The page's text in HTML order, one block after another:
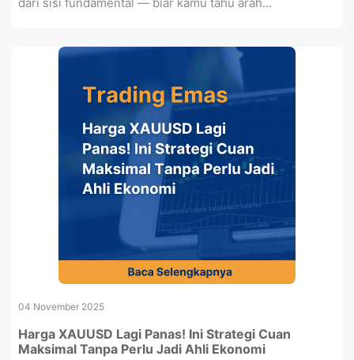
04 November 2025
Harga XAUUSD Lagi Panas! Ini Strategi Cuan
Maksimal Tanpa Perlu Jadi Ahli Ekonomi